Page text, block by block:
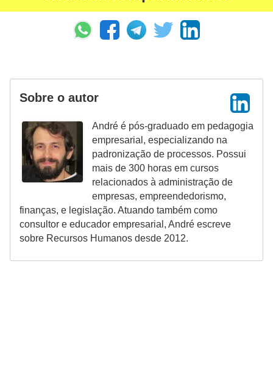
Sobre o autor
André é pós-graduado em pedagogia
empresarial, especializando na
padronização de processos. Possui
mais de 300 horas em cursos
relacionados à administração de
empresas, empreendedorismo,
finanças, e legislação. Atuando também como
consultor e educador empresarial, André escreve
sobre Recursos Humanos desde 2012.